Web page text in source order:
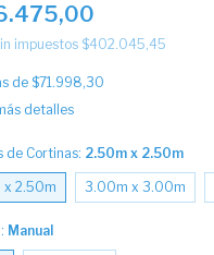
impuestos $402.045,45
de $71.998,30
detalles
de Cortinas: 2.50m x 2.50m
x 2.50m 3.00m x 3.00m
Manual